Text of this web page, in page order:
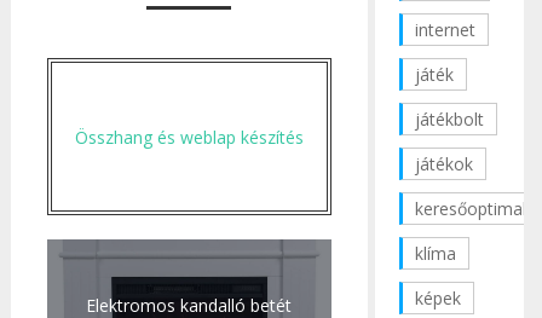
Összhang és weblap készítés
Elektromos kandalló betét
internet
játék
játékbolt
játékok
klíma
képek